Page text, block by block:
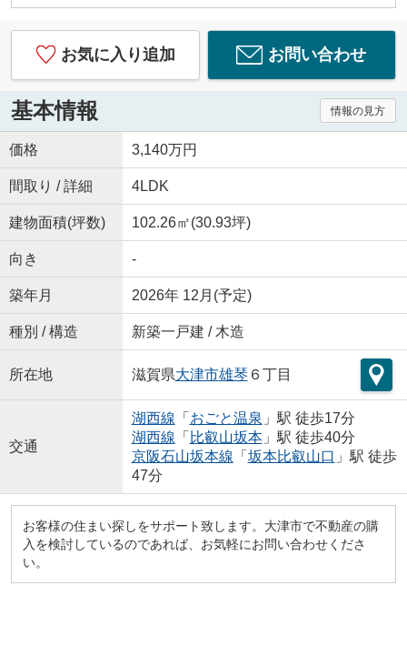
お気に入り追加 お問い合わせ
基本情報 情報の見方
価格 3,140万円
間取り / 詳細 4LDK
建物面積(坪数) 102.26㎡(30.93坪)
向き -
築年月 2026年 12月(予定)
種別 / 構造 新築一戸建 / 木造
所在地 滋賀県大津市雄琴 ６丁目
交通
湖西線 「 おごと温泉 」駅 徒歩17分
湖西線 「 比叡山坂本」駅 徒歩40分
京阪石山坂本線 「 坂本比叡山口 」駅 徒歩
47分
お客様の住まい探しをサポート致します。大津市で不動産の購
入を検討しているのであれば、お気軽にお問い合わせくださ
い。